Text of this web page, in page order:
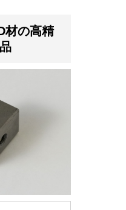
材の高精